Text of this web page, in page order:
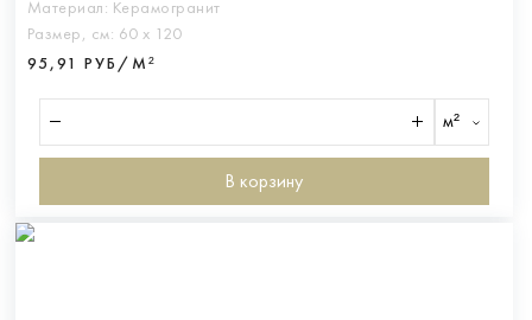
Материал: Керамогранит
Размер, см: 60 х 120
95,91 РУБ/М²
м²
В корзину